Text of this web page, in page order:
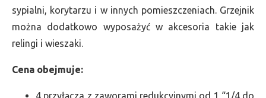
sypialni, korytarzu i w innych pomieszczeniach. Grzejnik
można dodatkowo wyposażyć w akcesoria takie jak
relingi i wieszaki.
Cena obejmuje:
4 przyłącza z zaworami redukcyjnymi od 1 “1/4 do